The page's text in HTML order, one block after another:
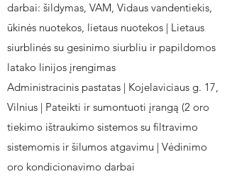
darbai: šildymas, VAM, Vidaus vandentiekis,
ūkinės nuotekos, lietaus nuotekos | Lietaus
siurblinės su gesinimo siurbliu ir papildomos
latako linijos įrengimas
Administracinis pastatas | Kojelaviciaus g. 17,
Vilnius | Pateikti ir sumontuoti įrangą (2 oro
tiekimo ištraukimo sistemos su filtravimo
sistemomis ir šilumos atgavimu | Vėdinimo
oro kondicionavimo darbai